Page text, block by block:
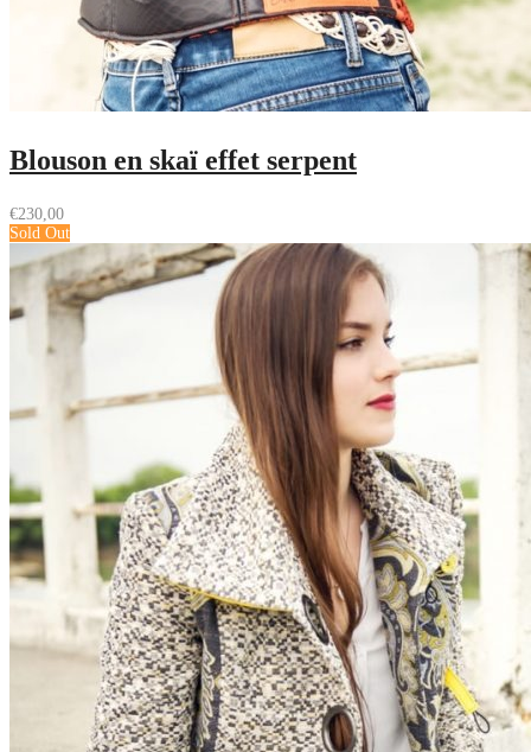
Blouson en skaï effet serpent
€230,00
Sold Out